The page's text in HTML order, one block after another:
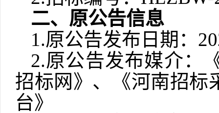
二、原公告信息
1.原公告发布日期：
2.原公告发布媒介：
招标网》、《河南招标
台》